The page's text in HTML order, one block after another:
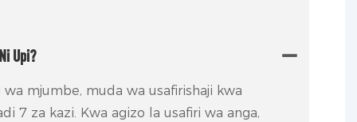
Upi?
wa mjumbe, muda wa usafirishaji kwa
7 za kazi. Kwa agizo la usafiri wa anga,